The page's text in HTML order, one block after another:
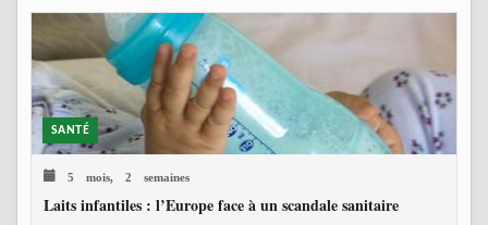
SANTÉ
5 mois, 2 semaines
Laits infantiles : l’Europe face à un scandale sanitaire